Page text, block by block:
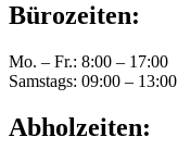
Bürozeiten:
Mo. – Fr.: 8:00 – 17:00
Samstags: 09:00 – 13:00
Abholzeiten: